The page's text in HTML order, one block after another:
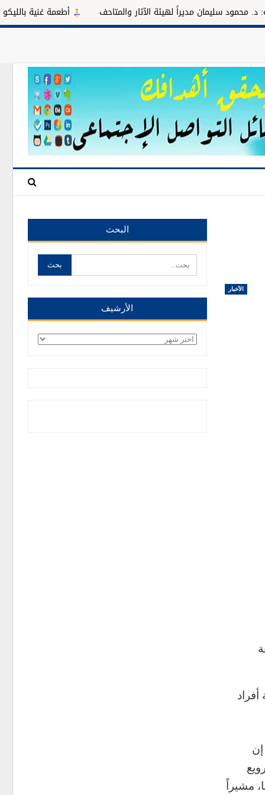
مديراً لهيئة الآثار والمتاحف أطعمة غنية بالليكوبين
الأخبار
بواسطة أفراد
إن
مشيراً
البحث
الأرشيف
الأرشيف